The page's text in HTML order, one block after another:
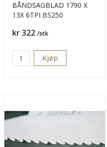
BÅNDSAGBLAD 1790 X
13X 6TPI BS250
Pris
kr 322 /stk
Kjøp